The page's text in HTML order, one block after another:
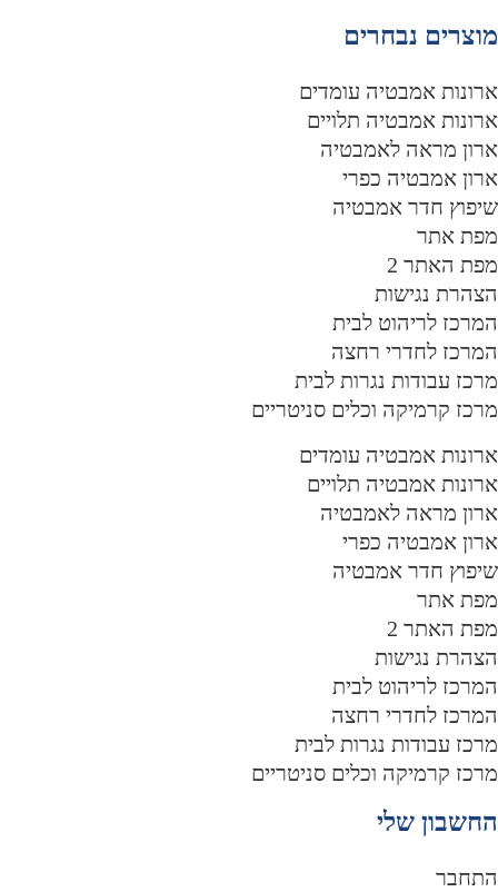
נבחרים
אמבטיה עומדים
אמבטיה תלויים
מראה לאמבטיה
אמבטיה כפרי
חדר אמבטיה
אתר
האתר 2
נגישות
לריהוט לבית
לחדרי רחצה
עבודות נגרות לבית
קרמיקה וכלים סניטריים
אמבטיה עומדים
אמבטיה תלויים
מראה לאמבטיה
אמבטיה כפרי
חדר אמבטיה
אתר
האתר 2
נגישות
לריהוט לבית
לחדרי רחצה
עבודות נגרות לבית
קרמיקה וכלים סניטריים
שלי